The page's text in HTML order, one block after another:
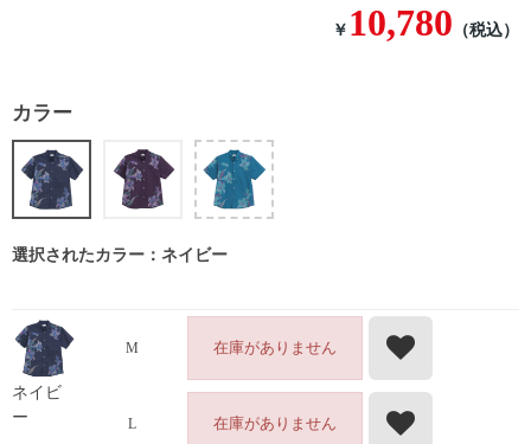
￥ 10,780 （税込）
カラー
選択されたカラー：ネイビー
ネイビ
ー
M 在庫がありません
L 在庫がありません